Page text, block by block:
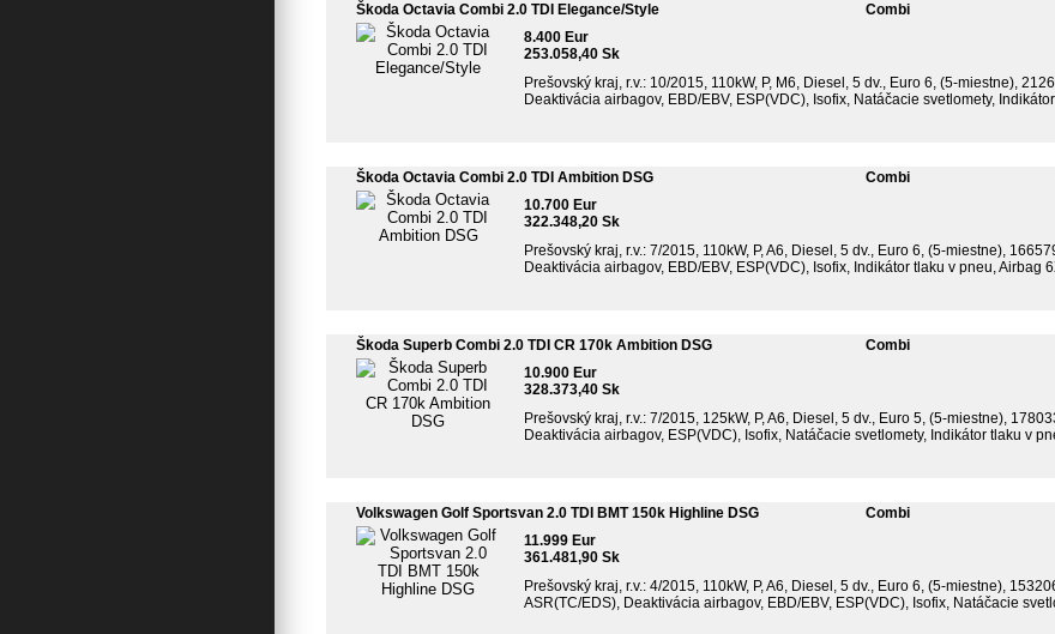
Škoda Octavia Combi 2.0 TDI Elegance/Style Combi
8.400 Eur
253.058,40 Sk
Prešovský kraj, r.v.: 10/2015, 110kW, P, M6, Diesel, 5 dv., Euro 6, (5-miestne),
Deaktivácia airbagov, EBD/EBV, ESP(VDC), Isofix, Natáčacie svetlomety,
Škoda Octavia Combi 2.0 TDI Ambition DSG Combi
10.700 Eur
322.348,20 Sk
Prešovský kraj, r.v.: 7/2015, 110kW, P, A6, Diesel, 5 dv., Euro 6, (5-miestne),
Deaktivácia airbagov, EBD/EBV, ESP(VDC), Isofix, Indikátor tlaku v pneu, Airbag
Škoda Superb Combi 2.0 TDI CR 170k Ambition DSG Combi
10.900 Eur
328.373,40 Sk
Prešovský kraj, r.v.: 7/2015, 125kW, P, A6, Diesel, 5 dv., Euro 5, (5-miestne),
Deaktivácia airbagov, ESP(VDC), Isofix, Natáčacie svetlomety, Indikátor tlaku v
Volkswagen Golf Sportsvan 2.0 TDI BMT 150k Highline DSG Combi
11.999 Eur
361.481,90 Sk
Prešovský kraj, r.v.: 4/2015, 110kW, P, A6, Diesel, 5 dv., Euro 6, (5-miestne),
ASR(TC/EDS), Deaktivácia airbagov, EBD/EBV, ESP(VDC), Isofix, Natáčacie